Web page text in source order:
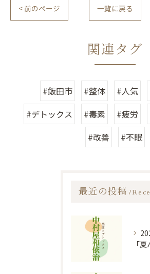
< 前のページ 一覧に戻る
関連タグ
#飯田市 #整体 #人気
#デトックス
#毒素 #疲労
#改善
#不眠
最近の投稿